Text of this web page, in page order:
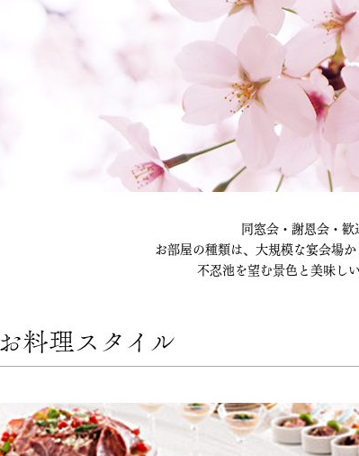
同窓会・謝恩会・歓
お部屋の種類は、大規模な宴会場か
不忍池を望む景色と美味し
お料理スタイル